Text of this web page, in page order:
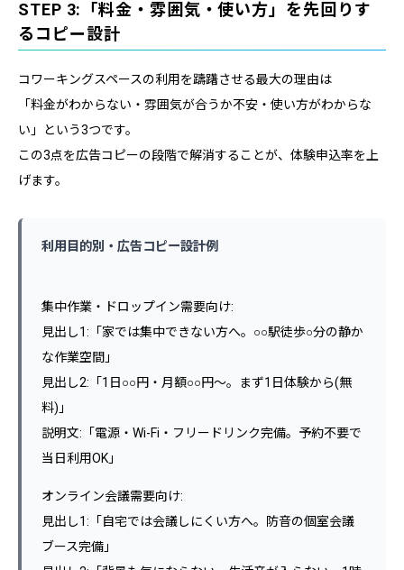
STEP 3:「料金・雰囲気・使い方」を先回りす
るコピー設計
コワーキングスペースの利用を躊躇させる最大の理由は
「料金がわからない・雰囲気が合うか不安・使い方がわからな
い」という3つです。
この3点を広告コピーの段階で解消することが、体験申込率を上
げます。
利用目的別・広告コピー設計例
集中作業・ドロップイン需要向け:
見出し1:「家では集中できない方へ。○○駅徒歩○分の静か
な作業空間」
見出し2:「1日○○円・月額○○円〜。まず1日体験から(無
料)」
説明文:「電源・Wi-Fi・フリードリンク完備。予約不要で
当日利用OK」
オンライン会議需要向け:
見出し1:「自宅では会議しにくい方へ。防音の個室会議
ブース完備」